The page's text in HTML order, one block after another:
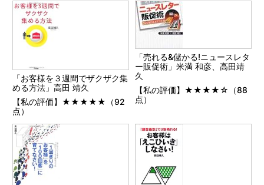
「お客様を３週間でザクザク集
める方法」高田 靖久
【私の評価】★★★★★（92
点）
「売れる&儲かる!ニュースレタ
ー販促術」米満 和彦、高田靖
久
【私の評価】★★★★☆（88
点）